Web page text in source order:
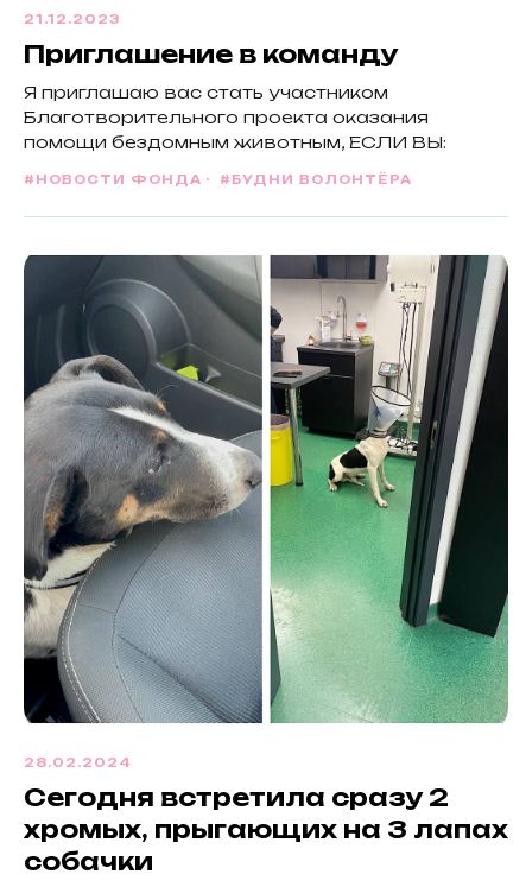
21.12.2023
Приглашение в команду
Я приглашаю вас стать участником
Благотворительного проекта оказания
помощи бездомным животным, ЕСЛИ ВЫ:
#НОВОСТИ ФОНДА #БУДНИ ВОЛОНТЁРА
28.02.2024
Сегодня встретила сразу 2
хромых, прыгающих на 3 лапах
собачки